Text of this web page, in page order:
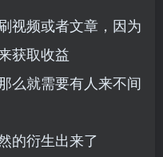
视频或者文章，因为
获取收益
么就需要有人来不间
的衍生出来了